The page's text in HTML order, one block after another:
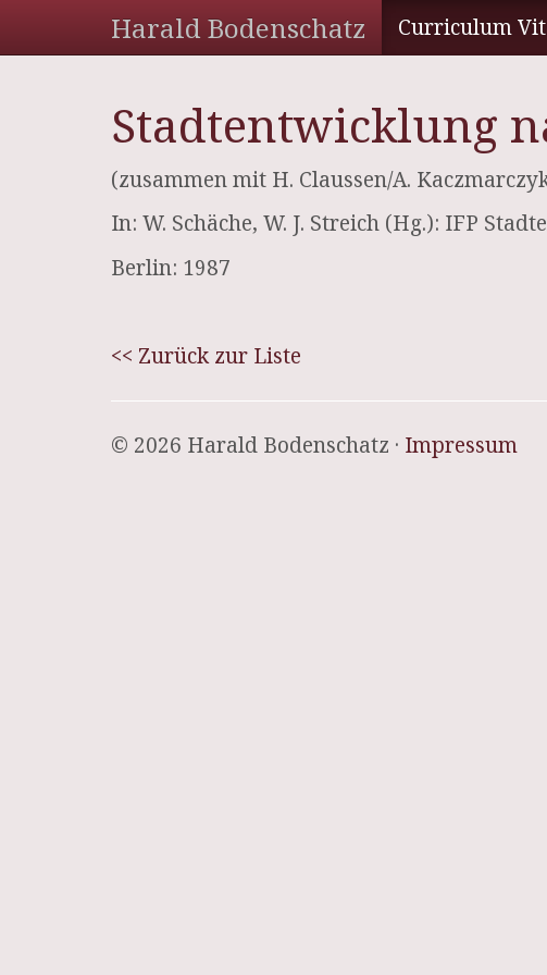
Harald Bodenschatz Curriculum
Stadtentwicklung
(zusammen mit H. Claussen/A.
In: W. Schäche, W. J. Streich (Hg.): IFP
Berlin: 1987
<< Zurück zur Liste
© 2026 Harald Bodenschatz · Impressum